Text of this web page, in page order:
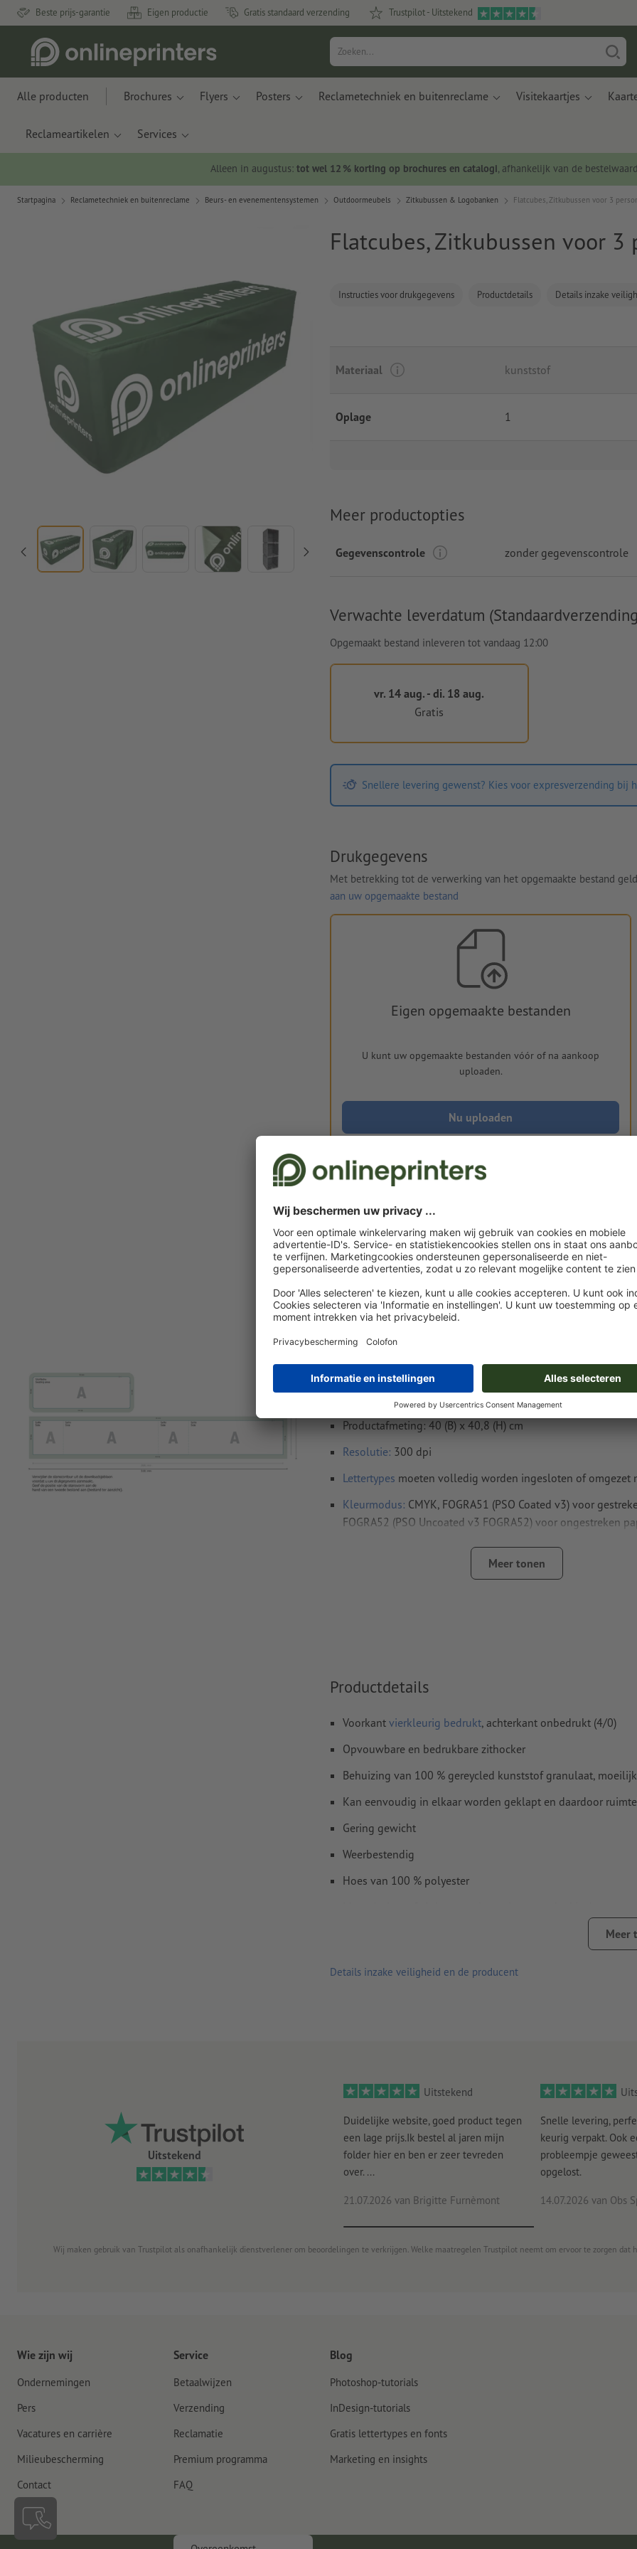
Beste prijs-garantie Eigen productie Gratis standaard verzending Trustpilot - Uitstekend
Alle producten Brochures Flyers Posters Reclametechniek en buitenreclame Visitekaartjes
Reclameartikelen Services
Alleen in augustus: tot wel 12 % korting op brochures en catalogi, afhankelijk van de
Startpagina Reclametechniek en buitenreclame Beurs- en evenementensystemen Outdoormeubels Zitkubussen & Logobanken Flatcubes, Zitkubussen voor 3
Flatcubes, Zitkubussen voor 3
Instructies voor drukgegevens Productdetails Details inzake
Materiaal kunststof
Oplage 1
Meer productopties
Gegevenscontrole zonder gegevenscontrole
Verwachte leverdatum
Opgemaakt bestand inleveren tot vandaag 12:00
vr. 14 aug. - di. 18 aug.
Gratis
Snellere levering gewenst? Kies voor expresverzending bij
Drukgegevens
Met betrekking tot de verwerking van het opgemaakte bestand
aan uw opgemaakte bestand
Eigen opgemaakte bestanden
U kunt uw opgemaakte bestanden vóór of na aankoop
uploaden.
Nu uploaden
vr. 14 aug. - di. 18 aug.
Gewicht: ca.13,5 kg
Instructies voor drukgegevens Flatcubes,
voor 3 personen
Gegevensformaat(incl. overlap): 318,1 x 106,1 cm
Eindformaat
: 308,1 x 96,1 cm
Productafmeting: 40 (B) x 40,8 (H) cm
Resolutie: 300 dpi
Lettertypes moeten volledig worden ingesloten of omgezet
Kleurmodus: CMYK, FOGRA51 (PSO Coated v3) voor
FOGRA52 (PSO Uncoated v3 FOGRA52) voor ongestreken
worden door ons niet gecontroleerd
worden door ons niet gecontroleerd
Meer tonen
Productdetails
Voorkant vierkleurig bedrukt, achterkant onbedrukt (4/0)
Opvouwbare en bedrukbare zithocker
Behuizing van 100 % gereycled kunststof granulaat,
Kan eenvoudig in elkaar worden geklapt en daardoor
Gering gewicht
Weerbestendig
Hoes van 100 % polyester
Meer
Details inzake veiligheid en de producent
Uitstekend
Uitstekend
Duidelijke website, goed product tegen
een lage prijs.Ik bestel al jaren mijn
folder hier en ben er zeer tevreden
over. ...
21.07.2026 van Brigitte Furnèmont
Snelle levering,
keurig verpakt. Ook
probleempje
opgelost.
14.07.2026 van Obs
Wij maken gebruik van Trustpilot als onafhankelijk dienstverlener om beoordelingen te verkrijgen. Welke maatregelen Trustpilot neemt om ervoor te zorgen dat
Wie zijn wij
Ondernemingen
Pers
Vacatures en carrière
Milieubescherming
Contact
Service
Betaalwijzen
Verzending
Reclamatie
Premium programma
FAQ
Blog
Photoshop-tutorials
InDesign-tutorials
Gratis lettertypes en fonts
Marketing en insights